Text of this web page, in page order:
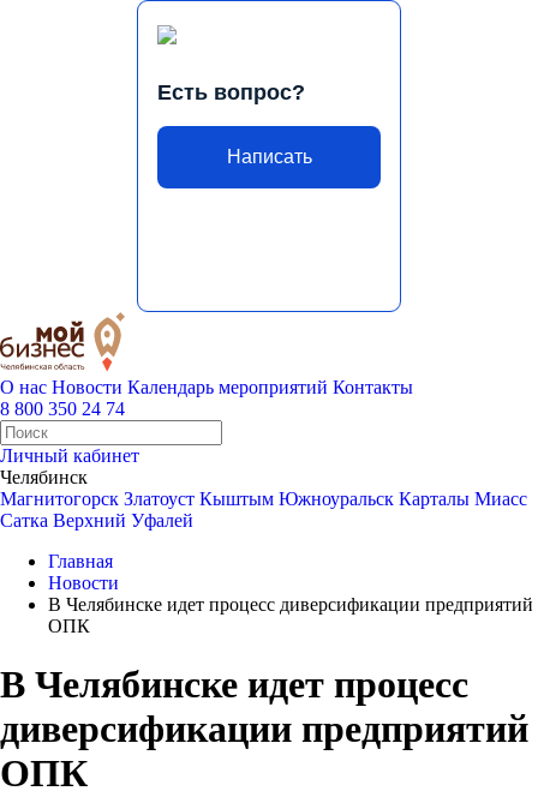
Есть вопрос?
Написать
О нас Новости Календарь мероприятий Контакты
8 800 350 24 74
Личный кабинет
Челябинск
Магнитогорск Златоуст Кыштым Южноуральск Карталы Миасс
Сатка Верхний Уфалей
Главная
Новости
В Челябинске идет процесс диверсификации предприятий
ОПК
В Челябинске идет процесс
диверсификации предприятий
ОПК